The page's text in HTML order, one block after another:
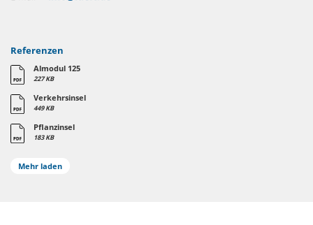
Referenzen
Almodul 125
227 KB
Verkehrsinsel
449 KB
Pflanzinsel
183 KB
Mehr laden